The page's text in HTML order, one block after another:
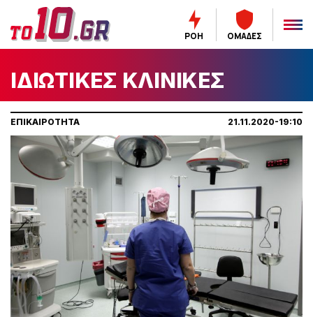
ΡΟΗ ΟΜΑΔΕΣ
ΙΔΙΩΤΙΚΕΣ ΚΛΙΝΙΚΕΣ
ΕΠΙΚΑΙΡΟΤΗΤΑ 21.11.2020-19:10